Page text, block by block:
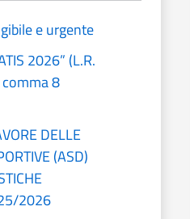
e urgente
2026” (L.R.
8
DELLE
(ASD)
2026